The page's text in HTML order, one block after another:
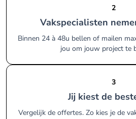
2
Vakspecialisten
Binnen 24 à 48u bellen of mailen
jou om jouw project te
3
Jij kiest de
Vergelijk de offertes. Zo kies je de